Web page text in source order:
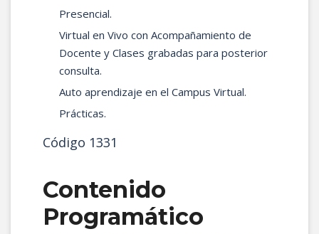
Presencial.
Virtual en Vivo con Acompañamiento de
Docente y Clases grabadas para posterior
consulta.
Auto aprendizaje en el Campus Virtual.
Prácticas.
Código 1331
Contenido
Programático